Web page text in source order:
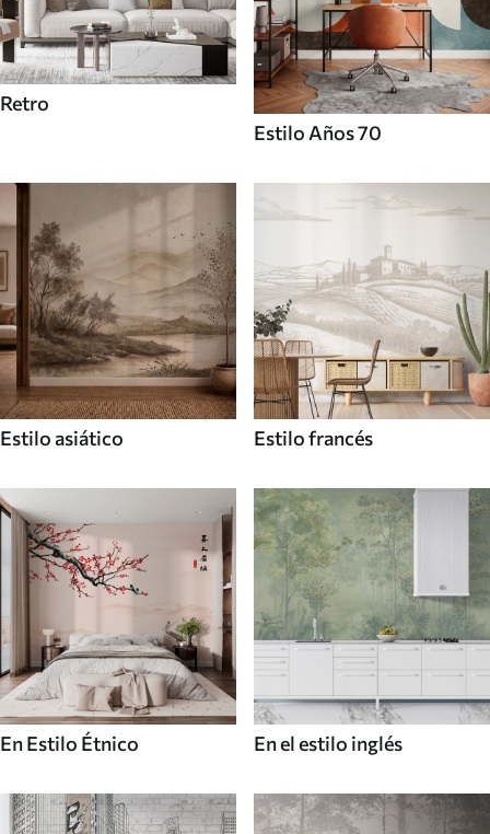
Retro
Estilo Años 70
Estilo asiático Estilo francés
En Estilo Étnico En el estilo inglés